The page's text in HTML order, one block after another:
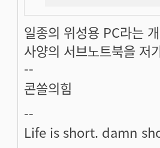
일종의 위성용 PC라는
사양의 서브노트북을 저
--
콘쏠의힘
--
Life is short. damn